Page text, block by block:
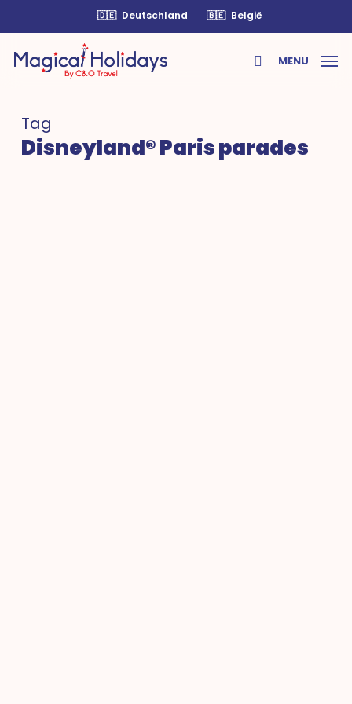
main
content
🇩🇪 Deutschland 🇧🇪 België
search
MENU
Tag
Disneyland® Paris parades